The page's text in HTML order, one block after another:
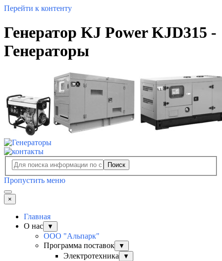
Перейти к контенту
Генератор KJ Power KJD315 -
Генераторы
Поиск
Пропустить меню
×
Главная
О нас
▼
ООО "Альпарк"
Программа поставок
▼
Электротехника ▼